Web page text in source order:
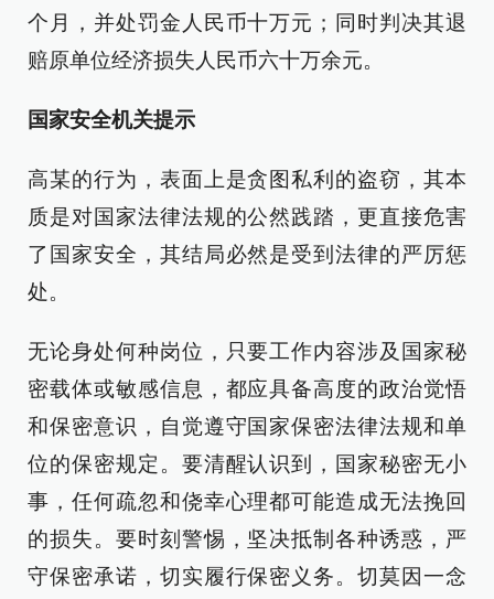
个月，并处罚金人民币十万元；同时判决其退
赔原单位经济损失人民币六十万余元。
国家安全机关提示
高某的行为，表面上是贪图私利的盗窃，其本
质是对国家法律法规的公然践踏，更直接危害
了国家安全，其结局必然是受到法律的严厉惩
处。
无论身处何种岗位，只要工作内容涉及国家秘
密载体或敏感信息，都应具备高度的政治觉悟
和保密意识，自觉遵守国家保密法律法规和单
位的保密规定。要清醒认识到，国家秘密无小
事，任何疏忽和侥幸心理都可能造成无法挽回
的损失。要时刻警惕，坚决抵制各种诱惑，严
守保密承诺，切实履行保密义务。切莫因一念